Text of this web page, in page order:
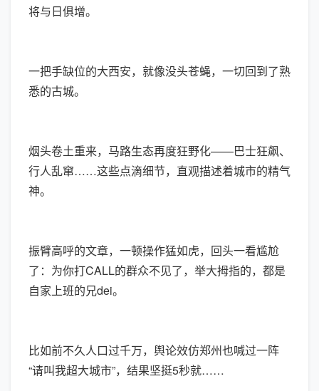
将与日俱增。
一把手缺位的大西安，就像没头苍蝇，一切回到了熟
悉的古城。
烟头卷土重来，马路生态再度狂野化——巴士狂飙、
行人乱窜……这些点滴细节，直观描述着城市的精气
神。
振臂高呼的文章，一顿操作猛如虎，回头一看尴尬
了：为你打CALL的群众不见了，举大拇指的，都是
自家上班的兄dei。
比如前不久人口过千万，舆论效仿郑州也喊过一阵
“请叫我超大城市”，结果坚挺5秒就……